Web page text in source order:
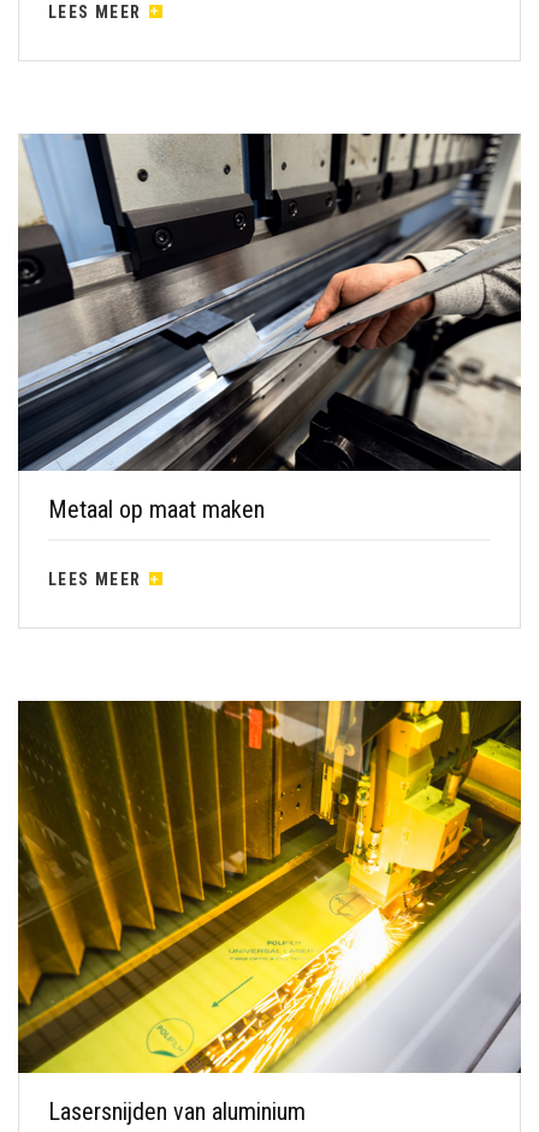
LEES MEER
Metaal op maat maken
LEES MEER
Lasersnijden van aluminium